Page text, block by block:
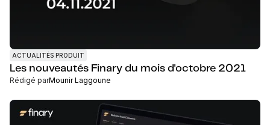
ACTUALITÉS PRODUIT
Les nouveautés Finary du mois d'octobre 2021
Rédigé parMounir Laggoune